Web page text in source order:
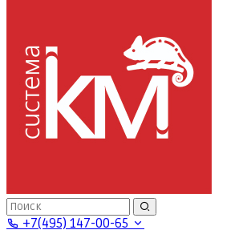
+7(495) 147-00-65